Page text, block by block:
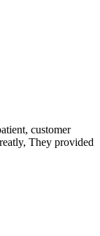
customer
They provided